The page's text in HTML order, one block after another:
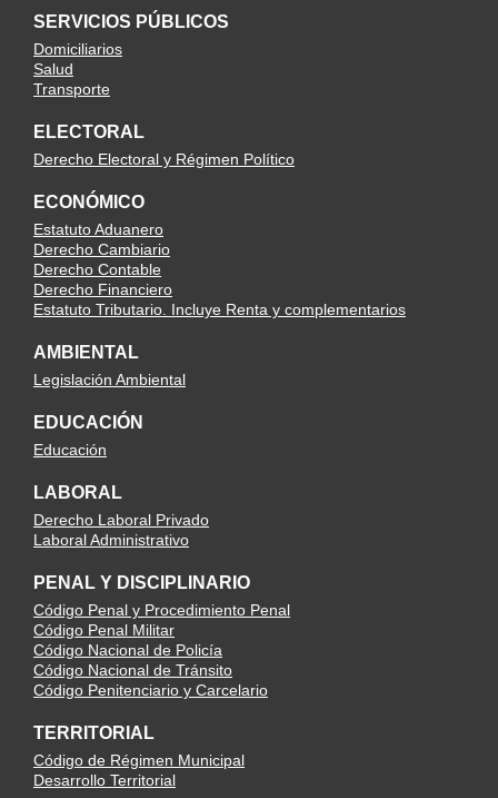
SERVICIOS PÚBLICOS
Domiciliarios
Salud
Transporte
ELECTORAL
Derecho Electoral y Régimen Político
ECONÓMICO
Estatuto Aduanero
Derecho Cambiario
Derecho Contable
Derecho Financiero
Estatuto Tributario. Incluye Renta y complementarios
AMBIENTAL
Legislación Ambiental
EDUCACIÓN
Educación
LABORAL
Derecho Laboral Privado
Laboral Administrativo
PENAL Y DISCIPLINARIO
Código Penal y Procedimiento Penal
Código Penal Militar
Código Nacional de Policía
Código Nacional de Tránsito
Código Penitenciario y Carcelario
TERRITORIAL
Código de Régimen Municipal
Desarrollo Territorial